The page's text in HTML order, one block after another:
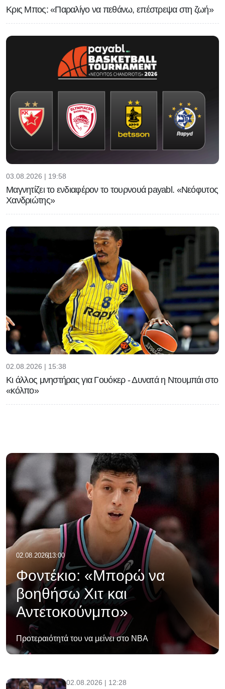
Κρις Μπος: «Παραλίγο να πεθάνω, επέστρεψα στη ζωή»
03.08.2026 | 19:58
Μαγνητίζει το ενδιαφέρον το τουρνουά payabl. «Νεόφυτος
Χανδριώτης»
02.08.2026 | 15:38
Κι άλλος μνηστήρας για Γουόκερ - Δυνατά η Ντουμπάι στο
«κόλπο»
02.08.202613:00
Φοντέκιο: «Μπορώ να
βοηθήσω Χιτ και
Αντετοκούνμπο»
Προτεραιότητά του να μείνει στο ΝΒΑ
02.08.2026 | 12:28